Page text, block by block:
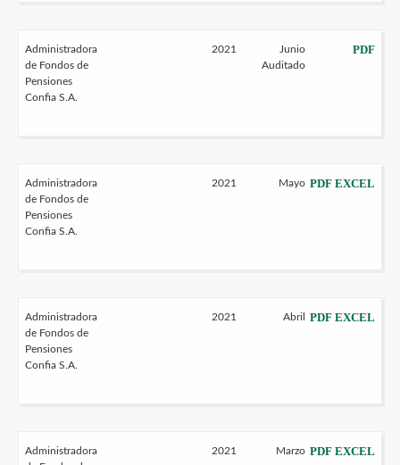
Administradora
de Fondos de
Pensiones
Confia S.A.
2021
Junio
Auditado
PDF
Administradora
de Fondos de
Pensiones
Confia S.A.
2021 Mayo PDF EXCEL
Administradora
de Fondos de
Pensiones
Confia S.A.
2021 Abril PDF EXCEL
Administradora
2021 Marzo PDF EXCEL